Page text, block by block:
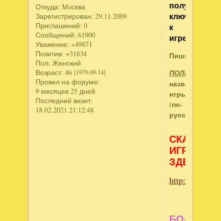
Откуда: Мoсква
Зарегистрирован: 29.11.2009
Приглашений: 0
Сообщений: 61900
Уважение: +49871
Позитив: +31834
Пол: Женский
Возраст: 46 [1979-09-14]
Провел на форуме:
9 месяцев 25 дней
Последний визит:
18.02.2021 21:12:48
получить
ключ
к
игре:
Пишите:
ПОЛНОЕ
название
игры
(по-
русски).
ИГРЫ
ЗДЕСЬ:
http://